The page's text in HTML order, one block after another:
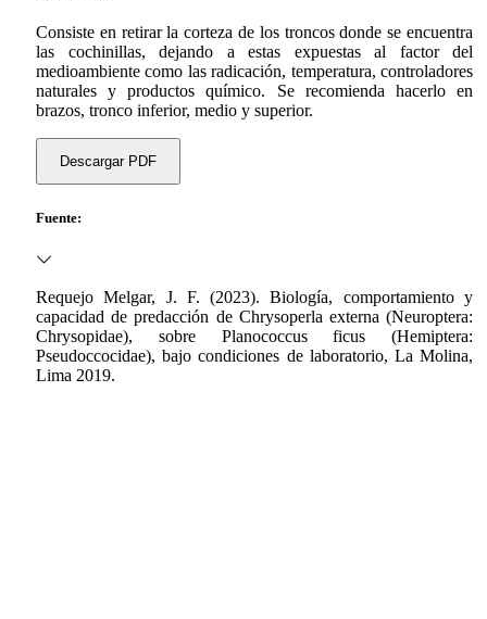
Consiste en retirar la corteza de los troncos donde se encuentra
las cochinillas, dejando a estas expuestas al factor del
medioambiente como las radicación, temperatura, controladores
naturales y productos químico. Se recomienda hacerlo en
brazos, tronco inferior, medio y superior.
Descargar PDF
Fuente:
Requejo Melgar, J. F. (2023). Biología, comportamiento y
capacidad de predacción de Chrysoperla externa (Neuroptera:
Chrysopidae), sobre Planococcus ficus (Hemiptera:
Pseudoccocidae), bajo condiciones de laboratorio, La Molina,
Lima 2019.